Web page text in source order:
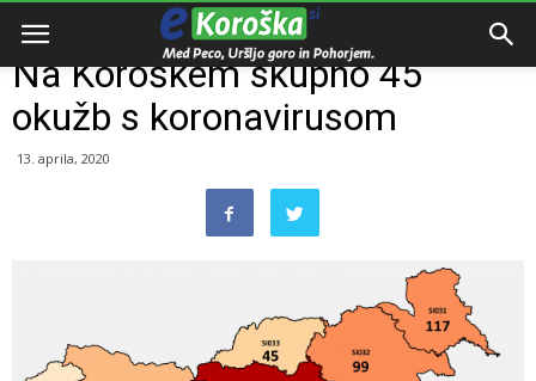
Domov
Na Koroškem skupno 45
okužb s koronavirusom
13. aprila, 2020